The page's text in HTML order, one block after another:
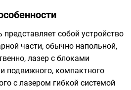
собой устройство
части, обычно напольной,
лазер с блоками
подвижного, компактного
с лазером гибкой системой